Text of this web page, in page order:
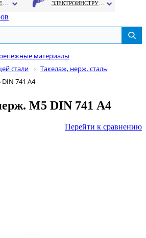
материалы
стали
Такелаж, нерж. сталь
741 А4
М5 DIN 741 А4
Перейти к сравнению